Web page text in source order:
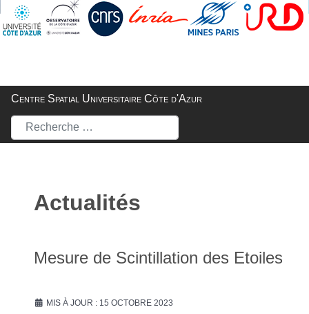
Centre Spatial Universitaire Côte d'Azur
Rechercher
Actualités
Mesure de Scintillation des Etoiles
MIS À JOUR : 15 OCTOBRE 2023